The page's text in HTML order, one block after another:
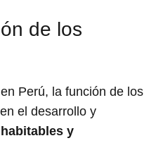
de los
Perú, la función de los
el desarrollo y
y